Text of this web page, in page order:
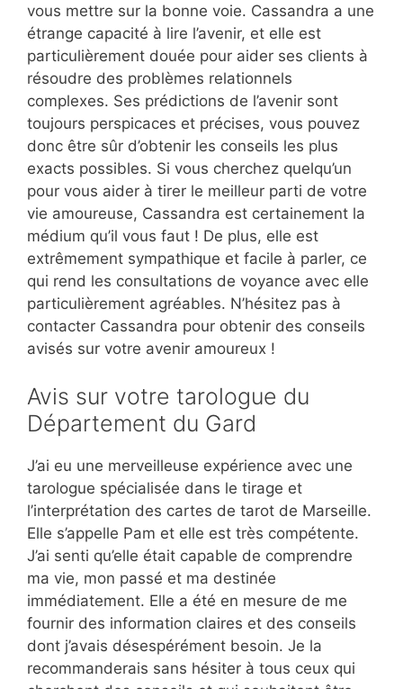
vous mettre sur la bonne voie. Cassandra a une
étrange capacité à lire l’avenir, et elle est
particulièrement douée pour aider ses clients à
résoudre des problèmes relationnels
complexes. Ses prédictions de l’avenir sont
toujours perspicaces et précises, vous pouvez
donc être sûr d’obtenir les conseils les plus
exacts possibles. Si vous cherchez quelqu’un
pour vous aider à tirer le meilleur parti de votre
vie amoureuse, Cassandra est certainement la
médium qu’il vous faut ! De plus, elle est
extrêmement sympathique et facile à parler, ce
qui rend les consultations de voyance avec elle
particulièrement agréables. N’hésitez pas à
contacter Cassandra pour obtenir des conseils
avisés sur votre avenir amoureux !
Avis sur votre tarologue du
Département du Gard
J’ai eu une merveilleuse expérience avec une
tarologue spécialisée dans le tirage et
l’interprétation des cartes de tarot de Marseille.
Elle s’appelle Pam et elle est très compétente.
J’ai senti qu’elle était capable de comprendre
ma vie, mon passé et ma destinée
immédiatement. Elle a été en mesure de me
fournir des information claires et des conseils
dont j’avais désespérément besoin. Je la
recommanderais sans hésiter à tous ceux qui